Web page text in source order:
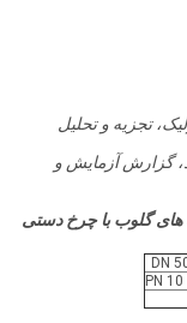
تجزیه و تحلیل
گزارش آزمایش و
های گلوب با چرخ دستی
DN
PN